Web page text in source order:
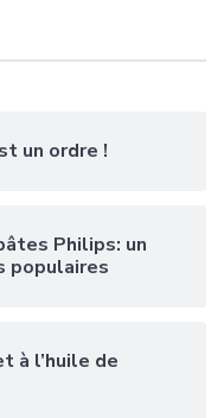
un ordre !
Philips: un
populaires
à l’huile de